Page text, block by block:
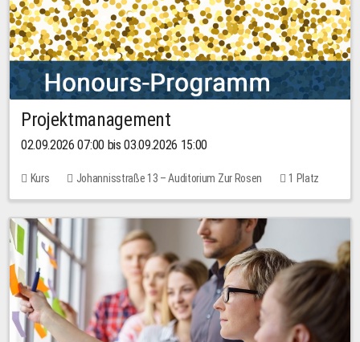
Projektmanagement
02.09.2026 07:00 bis 03.09.2026 15:00
Kurs Johannisstraße 13 – Auditorium Zur Rosen 1 Platz